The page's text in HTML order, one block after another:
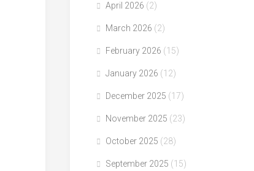
April 2026 (2)
March 2026 (2)
February 2026 (15)
January 2026 (12)
December 2025 (17)
November 2025 (23)
October 2025 (28)
September 2025 (15)